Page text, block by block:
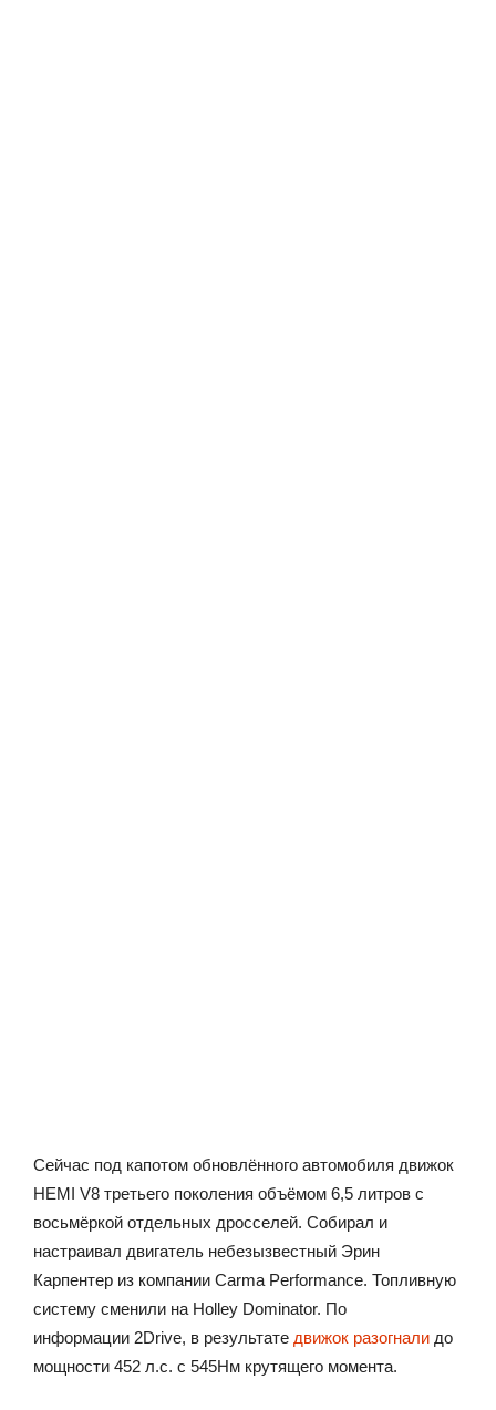
Сейчас под капотом обновлённого автомобиля движок
HEMI V8 третьего поколения объёмом 6,5 литров с
восьмёркой отдельных дросселей. Собирал и
настраивал двигатель небезызвестный Эрин
Карпентер из компании Carma Performance. Топливную
систему сменили на Holley Dominator. По
информации 2Drive, в результате движок разогнали до
мощности 452 л.с. с 545Нм крутящего момента.